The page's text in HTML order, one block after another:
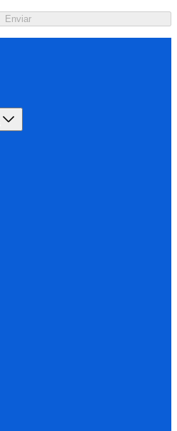
Enviar